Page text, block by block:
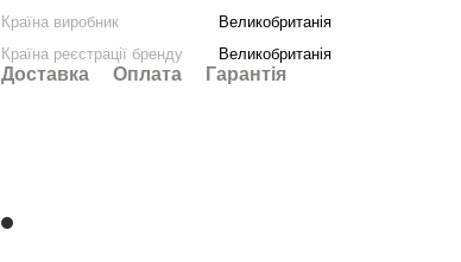
Країна виробник
Великобританія
Країна реєстрації бренду
Великобританія
Доставка Оплата Гарантія